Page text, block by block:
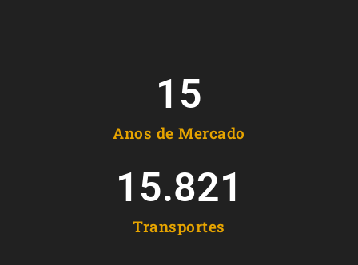
Anos de Mercado
15
Transportes
15.821